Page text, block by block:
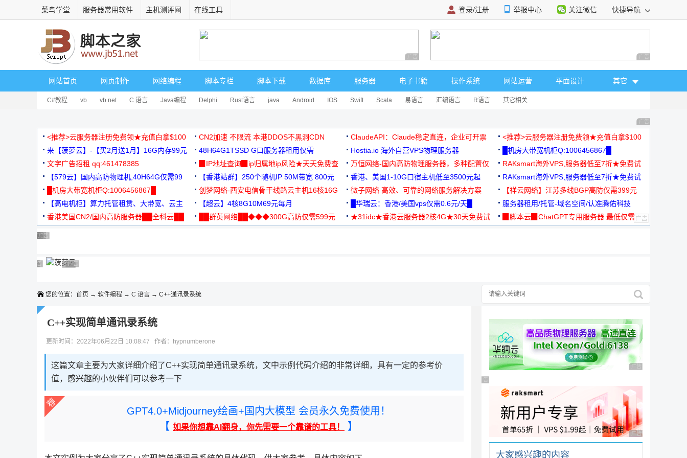
菜鸟学堂 服务器常用软件 主机测评网 在线工具 登录/注册 举报中心 关注微信 快捷导航
广告 商业广告，理性选择 广告 商业广告，理
网站首页 网页制作 网络编程 脚本专栏 脚本下载 数据库 服务器 电子书籍 操作系统 网站运营 平面设计 其它
C#教程 vb vb.net C 语言 Java编程 Delphi Rust语言 java Android IOS Swift Scala 易语言 汇编语言 R语言 其它相关
广告 商业广告，理
<推荐>云服务器注册免费领★充值白拿$100 CN2加速 不限流 本港DDOS不黑洞CDN ClaudeAPI：Claude稳定直连，企业可开票
<推荐>云服务器注册免费领★充值白拿$100
来【菠萝云】-【买2月送1月】16G内存99元
48H64G1TSSD G口服务器租用仅需
3000+可免费测试
Hostia.io 海外自营VPS物理服务器
█机房大带宽机柜Q:1006456867█
文字广告招租 qq:461478385
▉IP地址查询▉ip归属地ip风险★天天免费查
万恒网络-国内高防物理服务器，多种配置仅
99元/月起
RAKsmart海外VPS,服务器低至7折★免费试
用★
【579云】国内高防物理机,40H64G仅需99
元
【香港站群】250个随机IP 50M带宽 800元 香港、美国1-10G口宿主机低至3500元起
RAKsmart海外VPS,服务器低至7折★免费试
用★
█机房大带宽机柜Q:1006456867█
创梦网络-西安电信骨干线路云主机16核16G
88元/月
微子网络 高效、可靠的网络服务解决方案
【祥云网络】江苏多线BGP高防仅需399元
【高电机柜】算力托管租赁、大带宽、云主
机
【超云】4核8G10M69元每月 █华瑞云：香港/美国vps仅需0.6元/天█
服务器租用/托管-域名空间/认准腾佑科技
香港美国CN2/国内高防服务器██全科云██
██群英网络██◆◆◆300G高防仅需599元
★31idc★香港云服务器2核4G★30天免费试
▉脚本云▉ChatGPT专用服务器 最低仅需
广告 商业广告，理性选择
广告 商业广告，理性选择
广告 商业广告，理性选择
广告 商业广告，理性选择
广告 商业广告，理性选择
广告 商业广告，理性选择
广告 商业广告，理性选择
广告 商业广告，理性选择广告 商业广告，理性选择
广告 商业广告，理性选择
您的位置： 首页 → 软件编程 → C 语言 → C++通讯录系统
C++实现简单通讯录系统
更新时间：2022年06月22日 10:08:47 作者：hypnumberone
这篇文章主要为大家详细介绍了C++实现简单通讯录系统，文中示例代码介绍的非常详细，具有一定的参考价
值，感兴趣的小伙伴们可以参考一下
GPT4.0+Midjourney绘画+国内大模型 会员永久免费使用！
【 如果你想靠AI翻身，你先需要一个靠谱的工具！ 】
广告 商业广告，理性
广告 商业广告，理性选择
广告 商业广告，理性
大家感兴趣的内容